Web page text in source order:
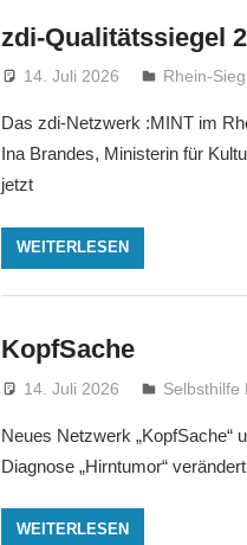
zdi-Qualitätssiegel
14. Juli 2026 treffpunkt
Rhein-
Das zdi-Netzwerk :MINT im
Ina Brandes, Ministerin für
jetzt
WEITERLESEN
KopfSache
14. Juli 2026 treffpunkt
Selbsthilfe
Neues Netzwerk „KopfSache“
Diagnose „Hirntumor“
WEITERLESEN